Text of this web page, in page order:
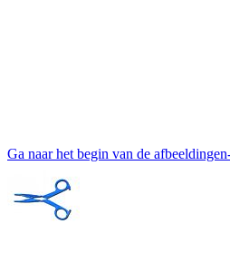
Ga naar het begin van de